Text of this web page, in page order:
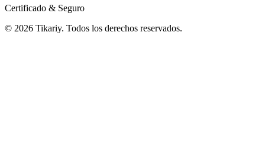
Certificado & Seguro
© 2026 Tikariy. Todos los derechos reservados.